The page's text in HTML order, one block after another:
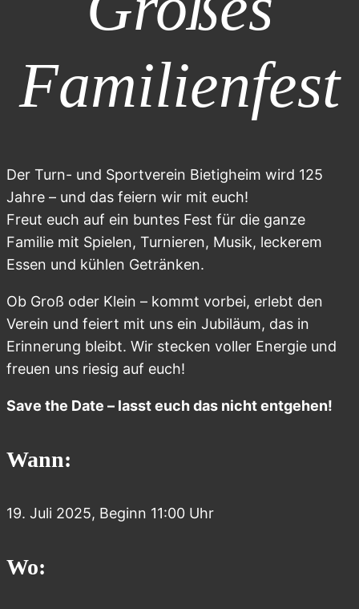
Familienfest
Der Turn- und Sportverein Bietigheim wird 125
Jahre – und das feiern wir mit euch!
Freut euch auf ein buntes Fest für die ganze
Familie mit Spielen, Turnieren, Musik, leckerem
Essen und kühlen Getränken.
Ob Groß oder Klein – kommt vorbei, erlebt den
Verein und feiert mit uns ein Jubiläum, das in
Erinnerung bleibt. Wir stecken voller Energie und
freuen uns riesig auf euch!
Save the Date – lasst euch das nicht entgehen!
Wann:
19. Juli 2025, Beginn 11:00 Uhr
Wo: